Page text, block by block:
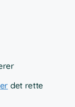
det rette